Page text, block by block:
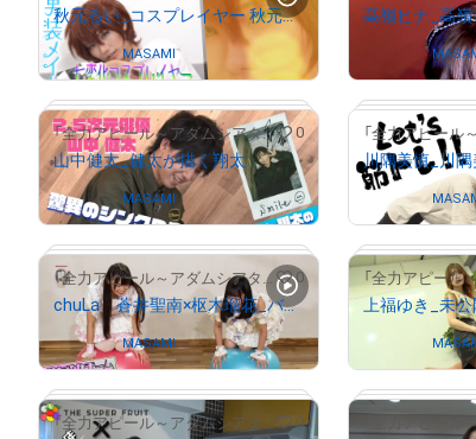
# 1477/2000
秋元るい_コスプレイヤー 秋元るい “男装メイク術”大公開！
Owned by MASAMI Owned by
# 1287/2000
「全力アピール～アダムシアター～」NFTストア 0
山中健太_健太が描く翔太
Owned by MASAMI Owned by
# 459/2000
「全力アピール～アダムシアター～」NFTストア 0
chuLa 蒼井聖南×枢木瑠花_バランスボール対決
Owned byMASAMI
上福ゆき_未公
Owned by
「全力アピール～アダムシアター～」NFTストア 0